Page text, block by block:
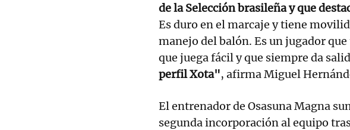
de la Selección brasileña y que
Es duro en el marcaje y tiene
manejo del balón. Es un jugador
que juega fácil y que siempre da
perfil Xota", afirma Miguel
El entrenador de Osasuna Magna
segunda incorporación al equipo